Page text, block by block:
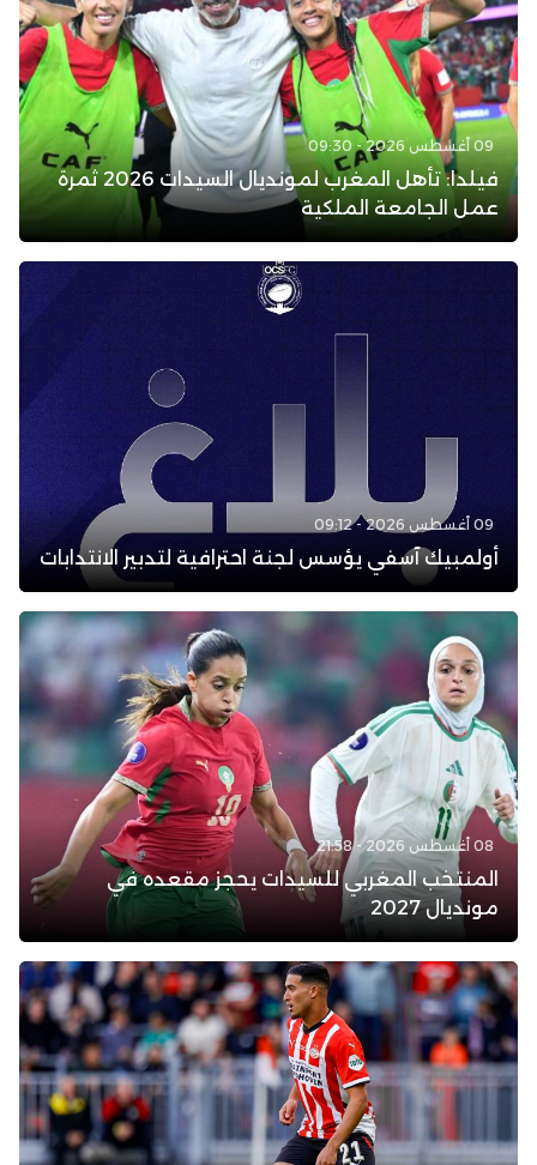
09 أغسطس 2026 - 09:30
فيلدا: تأهل المغرب لمونديال السيدات 2026 ثمرة
عمل الجامعة الملكية
09 أغسطس 2026 - 09:12
أولمبيك آسفي يؤسس لجنة احترافية لتدبير الانتدابات
08 أغسطس 2026 - 21:58
المنتخب المغربي للسيدات يحجز مقعده في
مونديال 2027